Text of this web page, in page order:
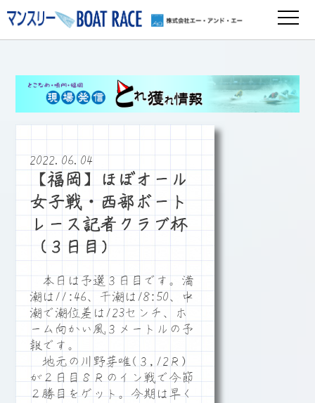
2022.06.04
【福岡】ほぼオール
女子戦・西部ボート
レース記者クラブ杯
（３日目）
本日は予選３日目です。満
潮は11:46、干潮は18:50、中
潮で潮位差は123センチ、ホ
ーム向かい風３メートルの予
報です。
地元の川野芽唯(３,12Ｒ)
が２日目８Ｒのイン戦で今節
２勝目をゲット。今期は早く